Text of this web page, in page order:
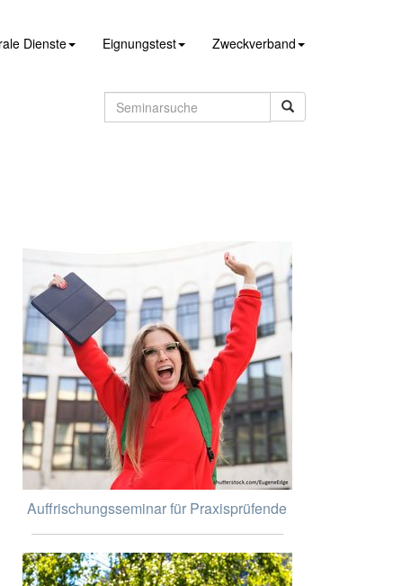
Dienste Eignungstest Zweckverband
Auffrischungsseminar für Praxisprüfende